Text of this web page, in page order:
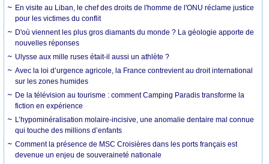
En visite au Liban, le chef des droits de l'homme de l'ONU réclame justice
pour les victimes du conflit
D'où viennent les plus gros diamants du monde ? La géologie apporte de
nouvelles réponses
Ulysse aux mille ruses était-il aussi un athlète ?
Avec la loi d’urgence agricole, la France contrevient au droit international
sur les zones humides
De la télévision au tourisme : comment Camping Paradis transforme la
fiction en expérience
L’hypominéralisation molaire-incisive, une anomalie dentaire mal connue
qui touche des millions d’enfants
Comment la présence de MSC Croisières dans les ports français est
devenue un enjeu de souveraineté nationale